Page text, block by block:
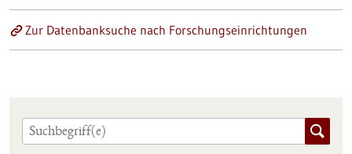
Zur Datenbanksuche nach Forschungseinrichtungen